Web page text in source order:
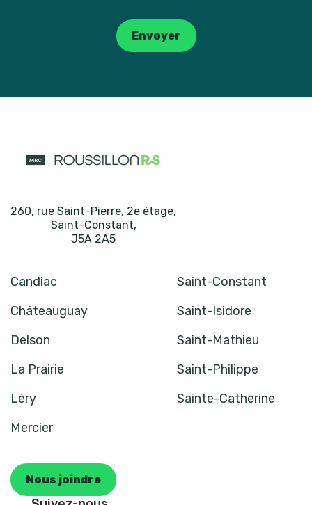
Envoyer
260, rue Saint-Pierre, 2e étage,
Saint-Constant,
J5A 2A5
Candiac
Saint-Constant
Châteauguay
Saint-Isidore
Delson
Saint-Mathieu
La Prairie
Saint-Philippe
Léry
Sainte-Catherine
Mercier
Nous joindre